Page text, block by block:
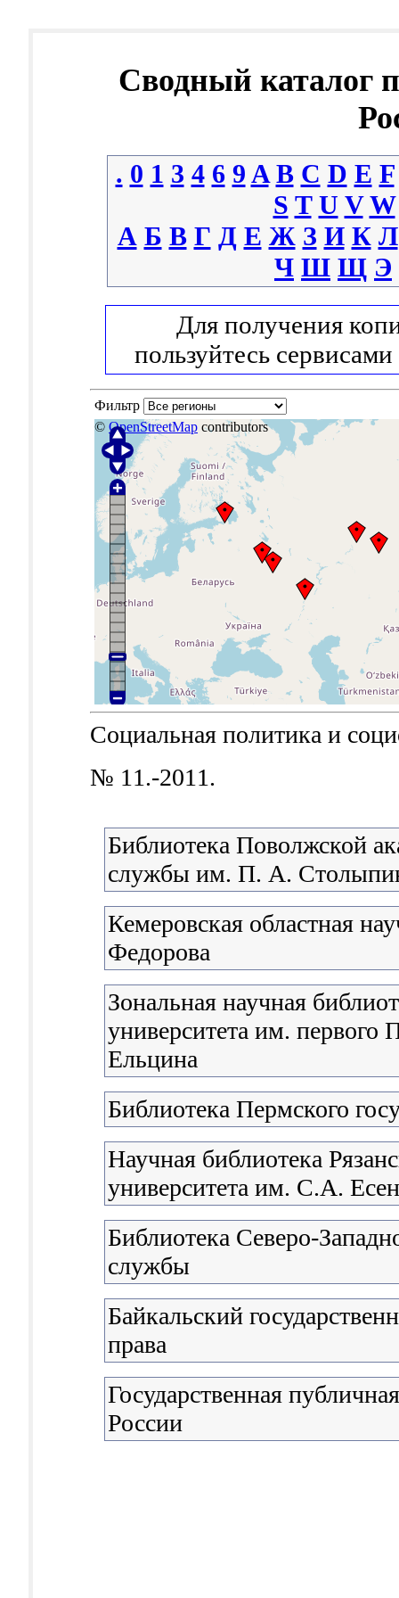
Сводный каталог
. 0 1 3 4 6 9 A B C D E F
S T U V W
А Б В Г Д Е Ж З И К Л
Ч Ш Щ Э
Для получения
пользуйтесь сервисами
Фильтр
© OpenStreetMap contributors
Социальная политика и
№ 11.-2011.
Библиотека Поволжской
службы им. П. А.
Кемеровская областная
Федорова
Зональная научная
университета им. первого
Ельцина
Библиотека Пермского
Научная библиотека
университета им. С.А.
Библиотека Северо-
службы
Байкальский
права
Государственная
России